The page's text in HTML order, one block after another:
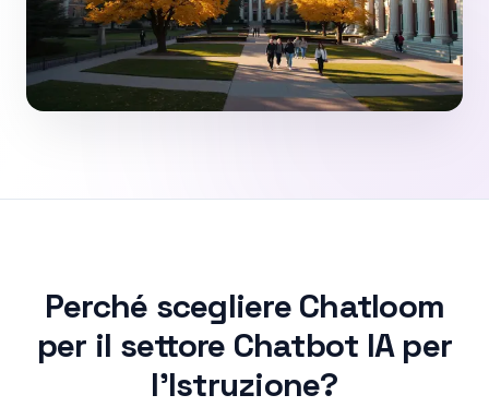
Perché scegliere Chatloom
per il settore Chatbot IA per
l'Istruzione?